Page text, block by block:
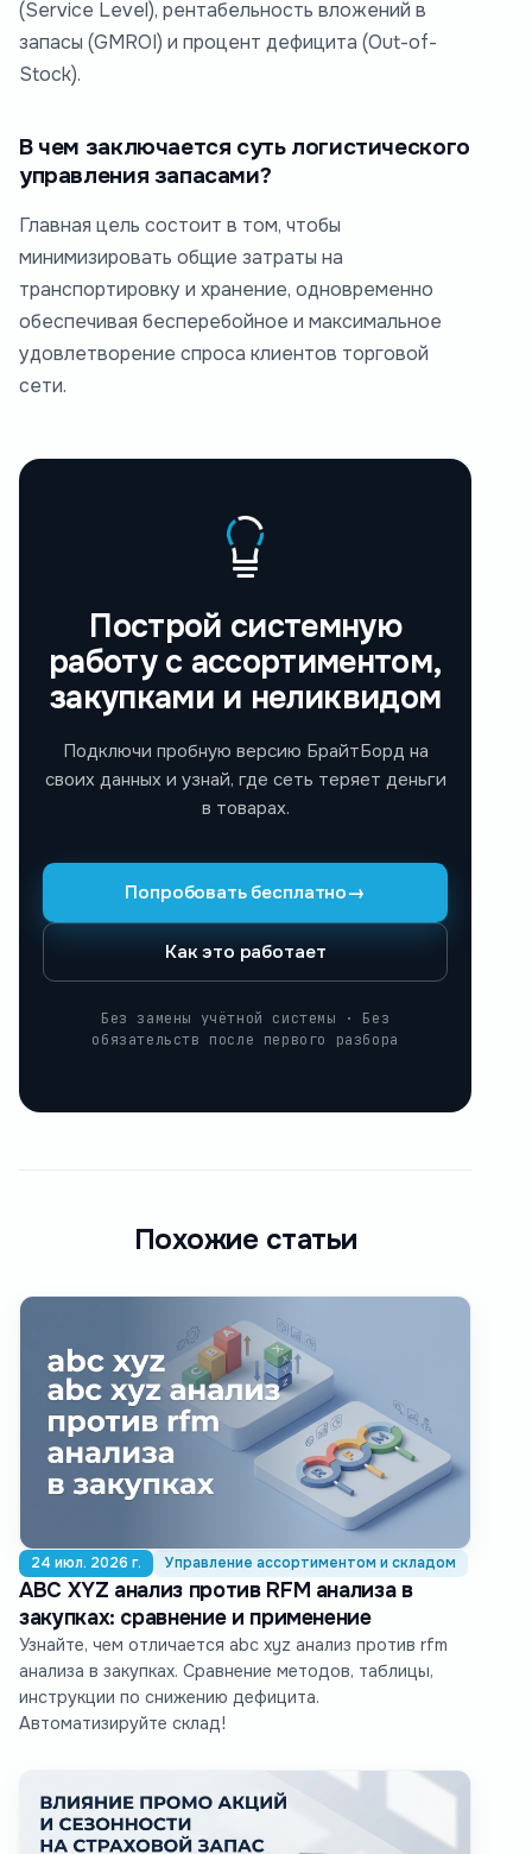
(Service Level), рентабельность вложений в
запасы (GMROI) и процент дефицита (Out-of-
Stock).
В чем заключается суть логистического
управления запасами?
Главная цель состоит в том, чтобы
минимизировать общие затраты на
транспортировку и хранение, одновременно
обеспечивая бесперебойное и максимальное
удовлетворение спроса клиентов торговой
сети.
Построй системную
работу с ассортиментом,
закупками и неликвидом
Подключи пробную версию БрайтБорд на
своих данных и узнай, где сеть теряет деньги
в товарах.
Попробовать бесплатно→
Как это работает
Без замены учётной системы · Без
обязательств после первого разбора
Похожие статьи
24 июл. 2026 г. Управление ассортиментом и складом
ABC XYZ анализ против RFM анализа в
закупках: сравнение и применение
Узнайте, чем отличается abc xyz анализ против rfm
анализа в закупках. Сравнение методов, таблицы,
инструкции по снижению дефицита.
Автоматизируйте склад!